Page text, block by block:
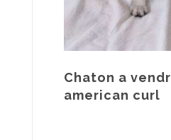
Chaton a
american curl